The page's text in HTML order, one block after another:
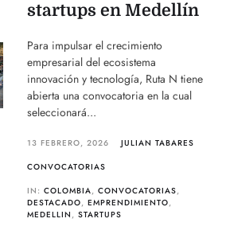
startups en Medellín
Para impulsar el crecimiento
empresarial del ecosistema
innovación y tecnología, Ruta N tiene
abierta una convocatoria en la cual
seleccionará...
13 FEBRERO, 2026
JULIAN TABARES
CONVOCATORIAS
IN:COLOMBIA,CONVOCATORIAS,
DESTACADO,EMPRENDIMIENTO,
MEDELLIN ,STARTUPS